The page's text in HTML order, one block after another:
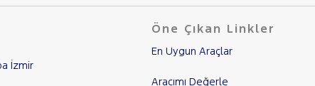
İzmir
Öne Çıkan Linkler
En Uygun Araçlar
Aracımı Değerle